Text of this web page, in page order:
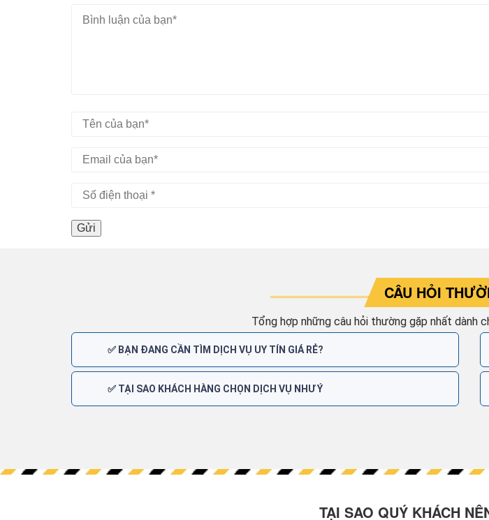
CÂU HỎI
Tổng hợp những câu hỏi thường gặp nhất dành
✅ BẠN ĐANG CẦN TÌM DỊCH VỤ UY TÍN GIÁ RẺ?
✅ TẠI SAO KHÁCH HÀNG CHỌN DỊCH VỤ NHƯ Ý
TẠI SAO QUÝ KHÁCH